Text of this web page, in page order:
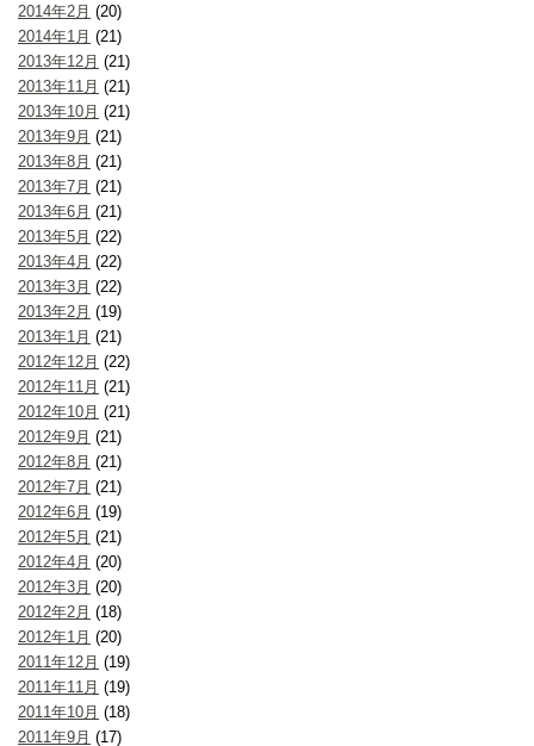
2014年2月 (20)
2014年1月 (21)
2013年12月 (21)
2013年11月 (21)
2013年10月 (21)
2013年9月 (21)
2013年8月 (21)
2013年7月 (21)
2013年6月 (21)
2013年5月 (22)
2013年4月 (22)
2013年3月 (22)
2013年2月 (19)
2013年1月 (21)
2012年12月 (22)
2012年11月 (21)
2012年10月 (21)
2012年9月 (21)
2012年8月 (21)
2012年7月 (21)
2012年6月 (19)
2012年5月 (21)
2012年4月 (20)
2012年3月 (20)
2012年2月 (18)
2012年1月 (20)
2011年12月 (19)
2011年11月 (19)
2011年10月 (18)
2011年9月 (17)